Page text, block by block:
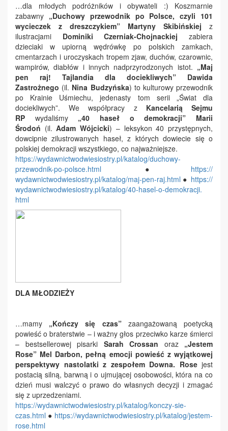
…dla młodych podróżników i obywateli :)
Koszmarnie
zabawny „Duchowy przewodnik po Polsce, czyli 101
wycieczek z dreszczykiem” Martyny Skibińskiej z
ilustracjami Dominiki Czerniak-Chojnackiej zabiera
dzieciaki w upiorną wędrówkę po polskich zamkach,
cmentarzach i uroczyskach tropem zjaw, duchów, czarownic,
wampirów, diabłów i innych nadprzyrodzonych istot. „Maj
pen raj! Tajlandia dla dociekliwych” Dawida
Zastrożnego (il. Nina Budzyńska) to kulturowy przewodnik
po Krainie Uśmiechu, jedenasty tom serii „Świat dla
dociekliwych”. We współpracy z Kancelarią Sejmu
RP wydaliśmy „40 haseł o demokracji” Marii
Środoń (il. Adam Wójcicki) – leksykon 40 przystępnych,
dowcipnie zilustrowanych haseł, z których dowiecie się o
polskiej demokracji wszystkiego, co najważniejsze.
https://wydawnictwodwiesiostry.pl/katalog/duchowy-
przewodnik-po-polsce.html ● https://
wydawnictwodwiesiostry.pl/katalog/maj-pen-raj.html ● https://
wydawnictwodwiesiostry.pl/katalog/40-hasel-o-demokracji.
html
DLA MŁODZIEŻY
…mamy „Kończy się czas” zaangażowaną poetycką
powieść o braterstwie – i ważny głos przeciwko karze śmierci
– bestsellerowej pisarki Sarah Crossan oraz „Jestem
Rose” Mel Darbon, pełną emocji powieść z wyjątkowej
perspektywy nastolatki z zespołem Downa. Rosejest
postacią silną, barwną i o ujmującej osobowości, która na co
dzień musi walczyć o prawo do własnych decyzji i zmagać
się z uprzedzeniami.
https://wydawnictwodwiesiostry.pl/katalog/konczy-sie-
czas.html ● https://wydawnictwodwiesiostry.pl/katalog/jestem-
rose.html